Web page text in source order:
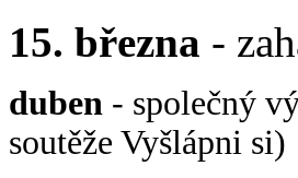
15. března -
duben - společný
soutěže Vyšlápni si)